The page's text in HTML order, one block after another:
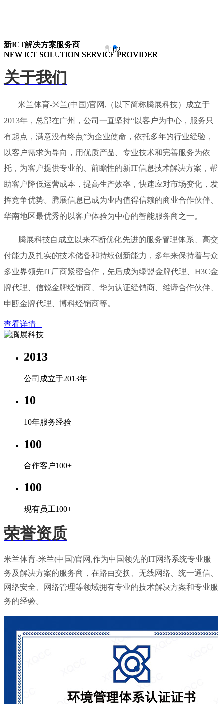
新ICT解决方案服务商
NEW ICT SOLUTION SERVICE PROVIDER
新ICT解决方案服务商
NEW ICT SOLUTION SERVICE PROVIDER
新ICT解决方案服务商
NEW ICT SOLUTION SERVICE PROVIDER
0102
关于我们
米兰体育-米兰(中国)官网,（以下简称腾展科技）成立于
2013年，总部在广州，公司一直坚持“以客户为中心，服务只
有起点，满意没有终点”为企业使命，依托多年的行业经验，
以客户需求为导向，用优质产品、专业技术和完善服务为依
托，为客户提供专业的、前瞻性的新IT信息技术解决方案，帮
助客户降低运营成本，提高生产效率，快速应对市场变化，发
挥竞争优势。腾展信息已成为业内值得信赖的商业合作伙伴、
华南地区最优秀的以客户体验为中心的智能服务商之一。
腾展科技自成立以来不断优化先进的服务管理体系、高交
付能力及扎实的技术储备和持续创新能力，多年来保持着与众
多业界领先IT厂商紧密合作，先后成为绿盟金牌代理、H3C金
牌代理、信锐金牌经销商、华为认证经销商、维谛合作伙伴、
申瓯金牌代理、博科经销商等。
查看详情 +
2013
公司成立于2013年
10
10年服务经验
100
合作客户100+
100
现有员工100+
荣誉资质
米兰体育-米兰(中国)官网,作为中国领先的IT网络系统专业服
务及解决方案的服务商，在路由交换、无线网络、统一通信、
网络安全、网络管理等领域拥有专业的技术解决方案和专业服
务的经验。